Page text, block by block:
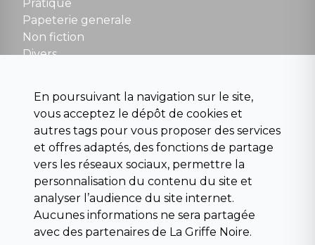
contact@la-griffe-noire.com
Pratique
Papeterie generale
Non fiction
Divers
Para scolaire
Histoire
Pochoteque
Pleiade
INFORMATIONS
Droit de rétractation
En poursuivant la navigation sur le site,
vous acceptez le dépôt de cookies et
autres tags pour vous proposer des services
et offres adaptés, des fonctions de partage
vers les réseaux sociaux, permettre la
personnalisation du contenu du site et
analyser l’audience du site internet.
Aucunes informations ne sera partagée
avec des partenaires de La Griffe Noire.